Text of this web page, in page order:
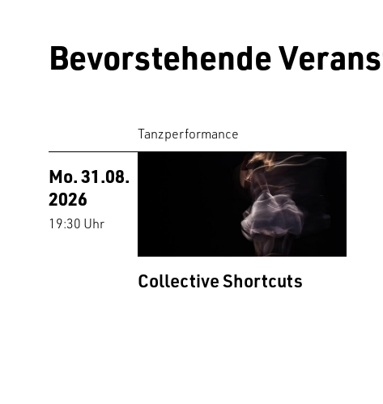
Bevorstehende
Tanzperformance
Mo. 31.08.
2026
19:30 Uhr
Collective Shortcuts